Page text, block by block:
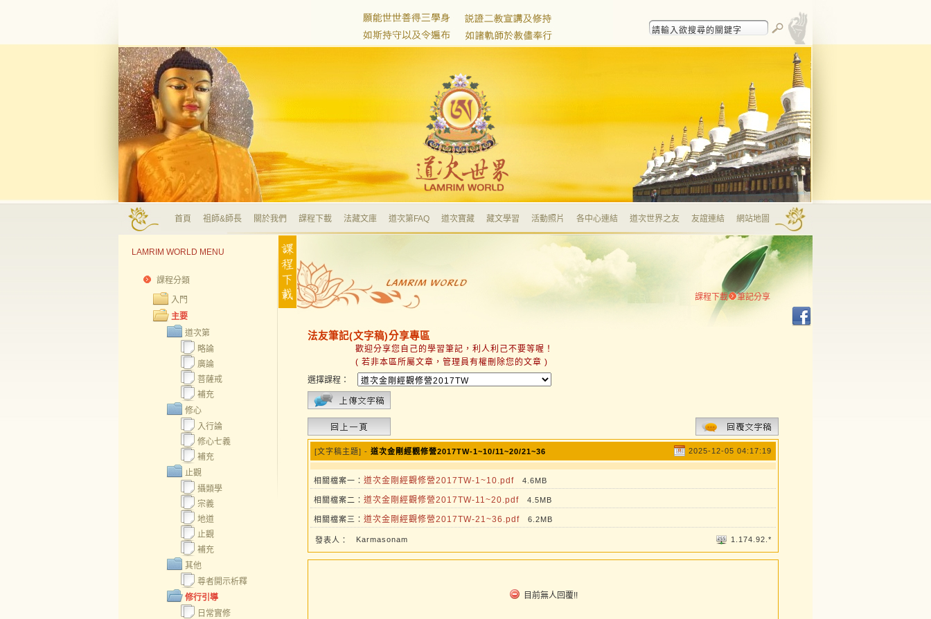
首頁 祖師&師長 關於我們 課程下載 法藏文庫 道次第FAQ 道次寶藏 藏文學習 活動照片 各中心連結 道次世界之友 友誼連結 網站地圖
LAMRIM WORLD MENU
課程分類
入門
主要
道次第
略論
廣論
菩薩戒
補充
修心
入行論
修心七義
補充
止觀
攝類學
宗義
地道
止觀
補充
其他
尊者開示析釋
修行引導
日常實修
課程下載 筆記分享
法友筆記(文字稿)分享專區
歡迎分享您自己的學習筆記，利人利己不要等喔！
( 若非本區所屬文章，管理員有權刪除您的文章 )
選擇課程：
[文字稿主題] - 道次金剛經觀修營2017TW-1~10/11~20/21~36 2025-12-05 04:17:19
相關檔案一： 道次金剛經觀修營2017TW-1~10.pdf 4.6MB
相關檔案二： 道次金剛經觀修營2017TW-11~20.pdf 4.5MB
相關檔案三： 道次金剛經觀修營2017TW-21~36.pdf 6.2MB
發表人： Karmasonam 1.174.92.*
目前無人回覆!!